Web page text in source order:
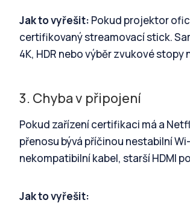
Jak to vyřešit: Pokud projektor
certifikovaný streamovací stick.
4K, HDR nebo výběr zvukové
3. Chyba v připojení
Pokud zařízení certifikaci má a
přenosu bývá příčinou nestabilní
nekompatibilní kabel, starší HDMI
Jak to vyřešit: